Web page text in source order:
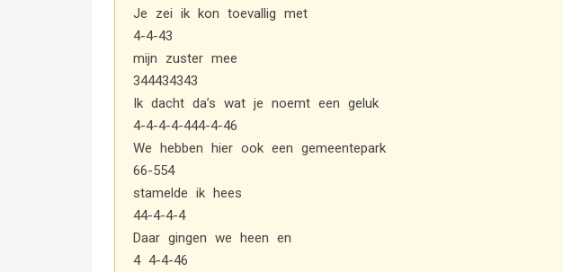
Je zei ik kon toevallig met
4-4-43
mijn zuster mee
344434343
Ik dacht da’s wat je noemt een geluk
4-4-4-4-444-4-46
We hebben hier ook een gemeentepark
66-554
stamelde ik hees
44-4-4-4
Daar gingen we heen en
4 4-4-46